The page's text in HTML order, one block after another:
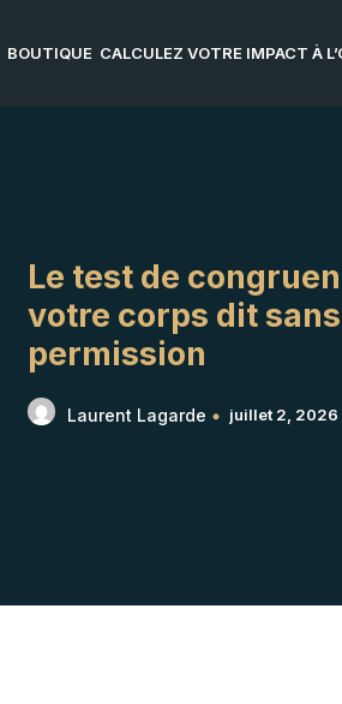
BOUTIQUE CALCULEZ VOTRE IMPACT À
Le test de
votre corps dit
permission
Laurent Lagarde juillet 2, 2026